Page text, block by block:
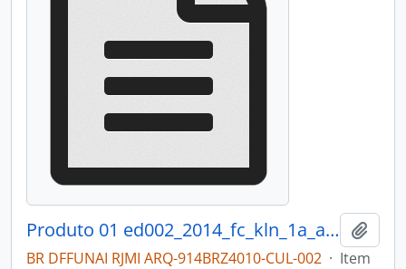
Produto 01 ed002_2014_fc_kln_1a_anexo1_arqui.pdf
BR DFFUNAI RJMI ARQ-914BRZ4010-CUL-002 · Item